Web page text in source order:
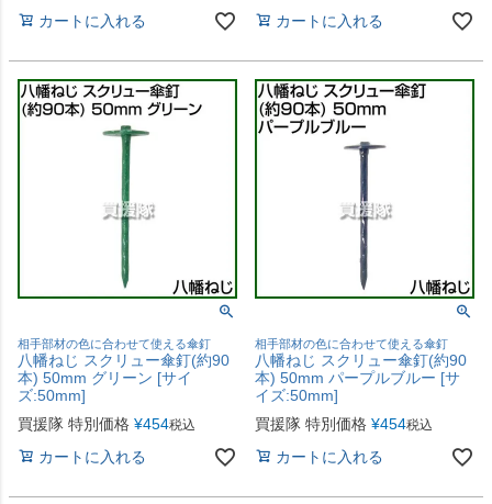
カートに入れる カートに入れる
相手部材の色に合わせて使える傘釘
八幡ねじ スクリュー傘釘(約90
本) 50mm グリーン [サイ
ズ:50mm]
買援隊 特別価格 ¥454税込
カートに入れる
相手部材の色に合わせて使える傘釘
八幡ねじ スクリュー傘釘(約90
本) 50mm パープルブルー [サ
イズ:50mm]
買援隊 特別価格 ¥454税込
カートに入れる